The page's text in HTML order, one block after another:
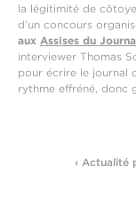
la légitimité de
d’un concours
aux Assises du
interviewer Thomas
pour écrire le journal
rythme effréné, donc
‹ Actualité